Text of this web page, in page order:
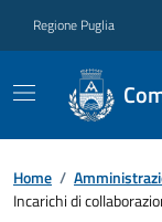
Regione Puglia
Home /
Incarichi di